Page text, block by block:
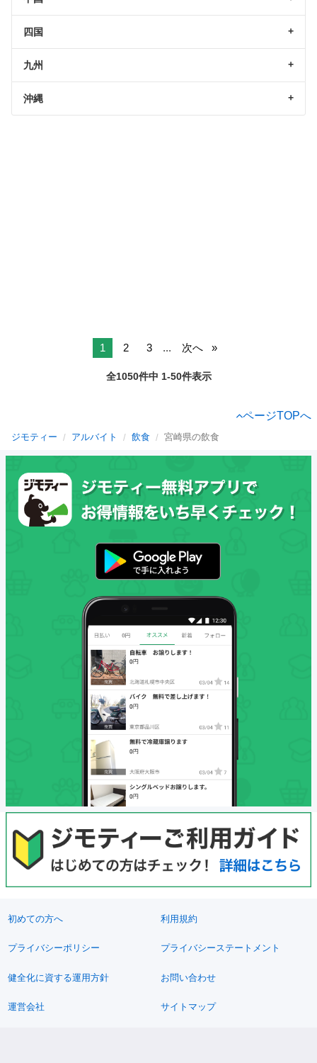
四国
九州
沖縄
1 2 3 ... 次へ
全1050件中 1-50件表示
ページTOPへ
ジモティー アルバイト 飲食 宮崎県の飲食
初めての方へ 利用規約
プライバシーポリシー プライバシーステートメント
健全化に資する運用方針 お問い合わせ
運営会社 サイトマップ